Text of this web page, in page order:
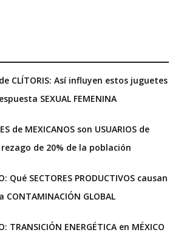
de CLÍTORIS: Así influyen estos juguetes
SEXUAL FEMENINA
de MEXICANOS son USUARIOS de
rezago de 20% de la población
Qué SECTORES PRODUCTIVOS causan
GLOBAL
TRANSICIÓN ENERGÉTICA en MÉXICO